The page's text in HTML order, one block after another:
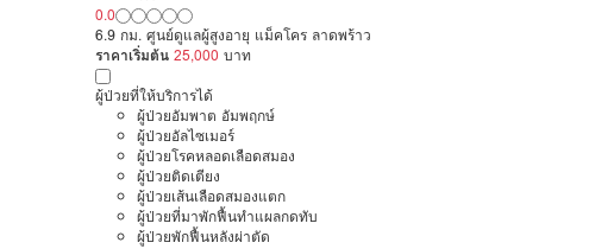
0.0
6.9 กม. ศูนย์ดูแลผู้สูงอายุ แม็คโคร ลาดพร้าว
ราคาเริ่มต้น 25,000 บาท
ผู้ป่วยที่ให้บริการได้
ผู้ป่วยอัมพาต อัมพฤกษ์
ผู้ป่วยอัลไซเมอร์
ผู้ป่วยโรคหลอดเลือดสมอง
ผู้ป่วยติดเตียง
ผู้ป่วยเส้นเลือดสมองแตก
ผู้ป่วยที่มาพักฟื้นทำแผลกดทับ
ผู้ป่วยพักฟื้นหลังผ่าตัด